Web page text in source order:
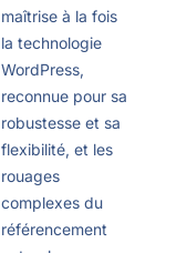
maîtrise à la fois
la technologie
WordPress,
reconnue pour sa
robustesse et sa
flexibilité, et les
rouages
complexes du
référencement